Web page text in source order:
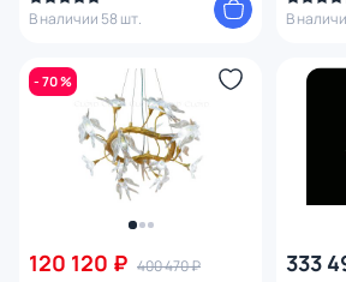
В наличии 58 шт. В
- 70 %
120 120 ₽ 400 470 ₽
333
Функции
Конструкция